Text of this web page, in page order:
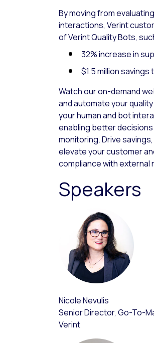
By moving from
interactions, Verint
of Verint Quality Bots,
32% increase in
$1.5 million
Watch our on-demand
and automate your
your human and bot
enabling better
monitoring. Drive
elevate your customer
compliance with
Speakers
Nicole Nevulis
Senior Director, Go-To-
Verint